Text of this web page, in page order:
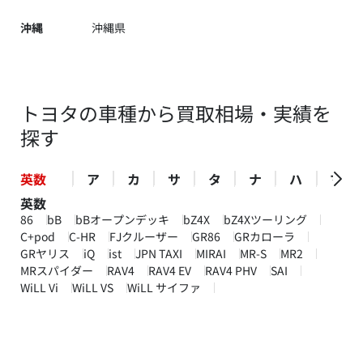
沖縄 沖縄県
トヨタの車種から買取相場・実績を
探す
英数 ア カ サ タ ナ ハ
マ
英数
86 bB bBオープンデッキ bZ4X
bZ4Xツーリング
C+pod
C-HR FJクルーザー GR86
GRカローラ
GRヤリス
iQ ist JPN TAXI MIRAI MR-S
MR2
MRスパイダー
RAV4 RAV4 EV RAV4 PHV
SAI
WiLL Vi
WiLL VS WiLL サイファ